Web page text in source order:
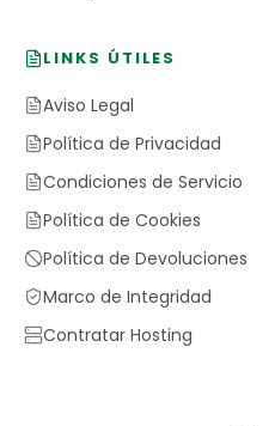
LINKS ÚTILES
Aviso Legal
Política de Privacidad
Condiciones de Servicio
Política de Cookies
Política de Devoluciones
Marco de Integridad
Contratar Hosting